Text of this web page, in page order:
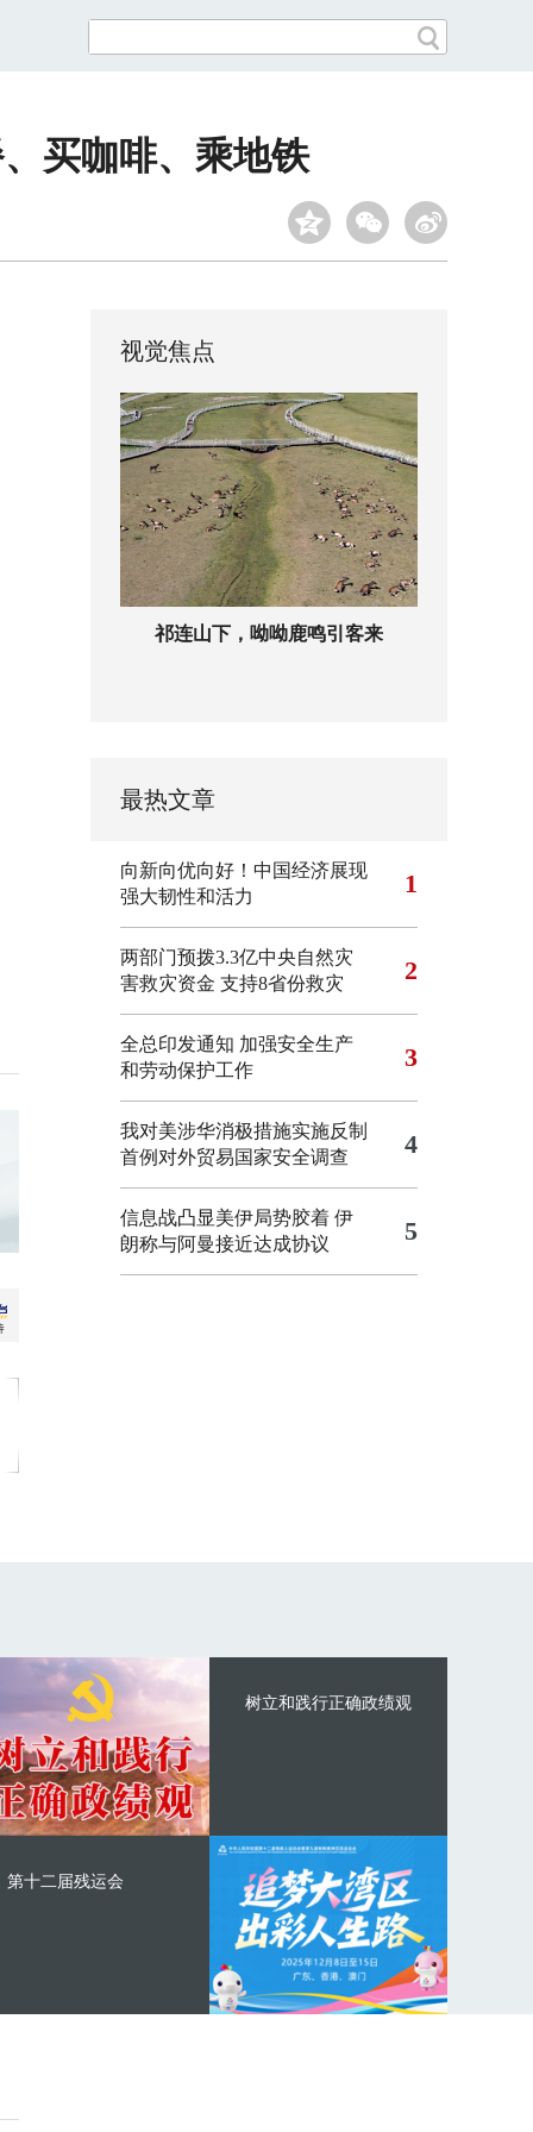
买咖啡、乘地铁
视觉焦点
祁连山下，呦呦鹿鸣引客来
最热文章
向新向优向好！中国经济展现
强大韧性和活力
1
两部门预拨3.3亿中央自然灾
害救灾资金 支持8省份救灾
2
全总印发通知 加强安全生产
和劳动保护工作
3
我对美涉华消极措施实施反制
首例对外贸易国家安全调查
4
信息战凸显美伊局势胶着 伊
朗称与阿曼接近达成协议
5
树立和践行正确政绩观
第十二届残运会